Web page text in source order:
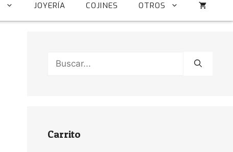
JOYERÍA COJINES OTROS
Buscar:
Carrito